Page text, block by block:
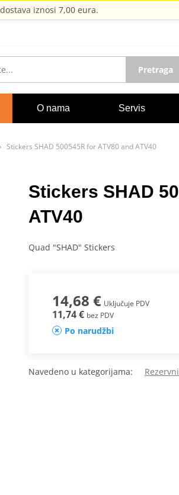
iznosi 7,00 eura.
Pretraga
O nama Servis
Stickers SHAD 500545R for ATV80 and ATV40
Stickers SHAD
ATV40
Quad "SHAD" Stickers
14,68 € Uključuje PDV
11,74 € bez PDV
Po narudžbi
Navedeno u kategorijama: